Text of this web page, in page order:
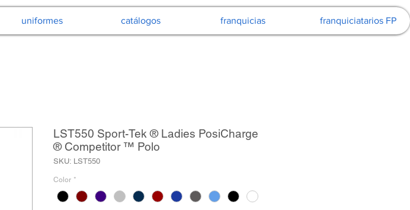
uniformes catálogos franquicias franquiciatarios FP
LST550 Sport-Tek ® Ladies PosiCharge
® Competitor ™ Polo
SKU: LST550
Color *